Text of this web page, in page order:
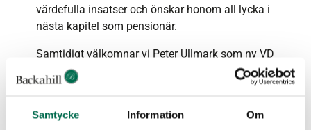
Samtycke Information Om
värdefulla insatser och önskar honom all lycka i
nästa kapitel som pensionär.
Samtidigt välkomnar vi Peter Ullmark som ny VD
för Brinova och ser fram emot bolagets fortsatta
utveckling under hans ledarskap.